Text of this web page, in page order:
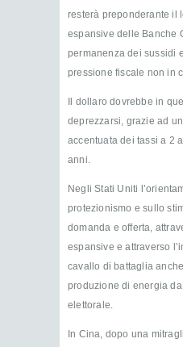
resterà preponderante il
espansive delle Banche
permanenza dei sussidi
pressione fiscale non in
Il dollaro dovrebbe in
deprezzarsi, grazie ad
accentuata dei tassi a 2
anni.
Negli Stati Uniti
protezionismo e sullo
domanda e offerta,
espansive e attraverso
cavallo di battaglia
produzione di energia
elettorale.
In Cina, dopo una